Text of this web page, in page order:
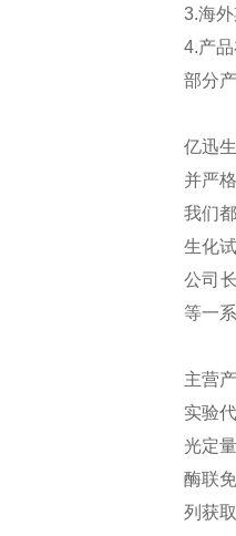
3.海
4.产
部分
亿迅
并严
我们
生化
公司
等一
主营
实验
光定
酶联
列获